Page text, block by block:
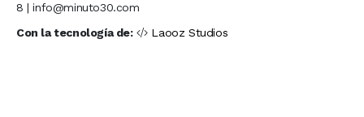
8 | info@minuto30.com
Con la tecnología de:
Laooz Studios